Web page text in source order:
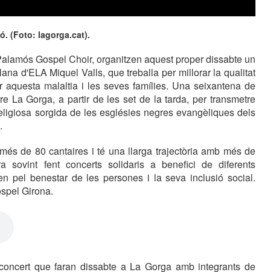
(Foto: lagorga.cat).
Gospel Choir, organitzen aquest proper dissabte un
d'ELA Miquel Valls, que treballa per millorar la qualitat
malaltia i les seves famílies. Una seixantena de
La Gorga, a partir de les set de la tarda, per transmetre
sorgida de les esglésies negres evangèliques dels
de 80 cantaires i té una llarga trajectòria amb més de
sovint fent concerts solidaris a benefici de diferents
pel benestar de les persones i la seva inclusió social.
Girona.
que faran dissabte a La Gorga amb integrants de